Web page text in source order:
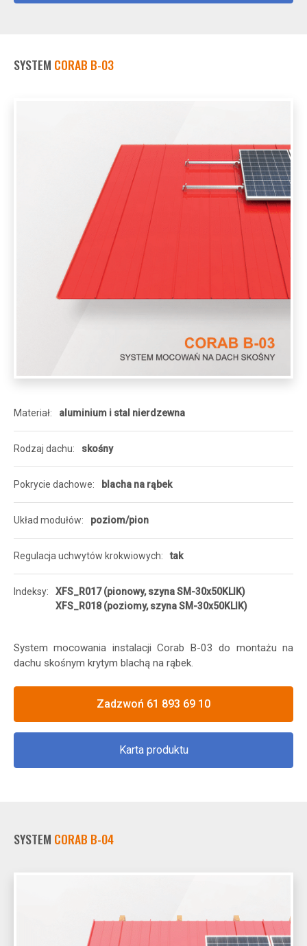
SYSTEM CORAB B-03
Materiał aluminium i stal nierdzewna
Rodzaj dachu skośny
Pokrycie dachowe blacha na rąbek
Układ modułów poziom/pion
Regulacja uchwytów krokwiowych tak
Indeksy
XFS_R017 (pionowy, szyna SM-30x50KLIK)
XFS_R018 (poziomy, szyna SM-30x50KLIK)
System mocowania instalacji Corab B-03 do montażu na
dachu skośnym krytym blachą na rąbek.
Zadzwoń 61 893 69 10
Karta produktu
SYSTEM CORAB B-04